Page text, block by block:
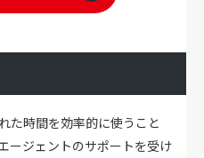
た時間を効率的に使うこと
ージェントのサポートを受け